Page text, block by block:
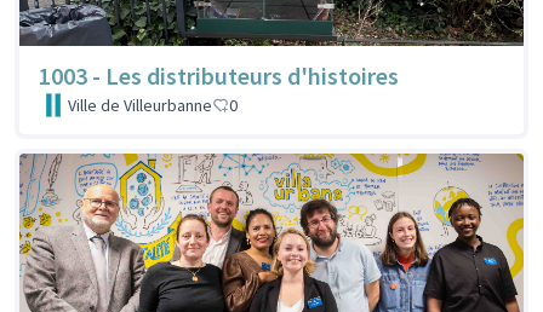
1003 - Les distributeurs d'histoires
Ville de Villeurbanne 0